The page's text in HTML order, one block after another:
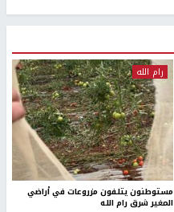
رام الله
مستوطنون يتلفون مزروعات في أراضي
المغير شرق رام الله